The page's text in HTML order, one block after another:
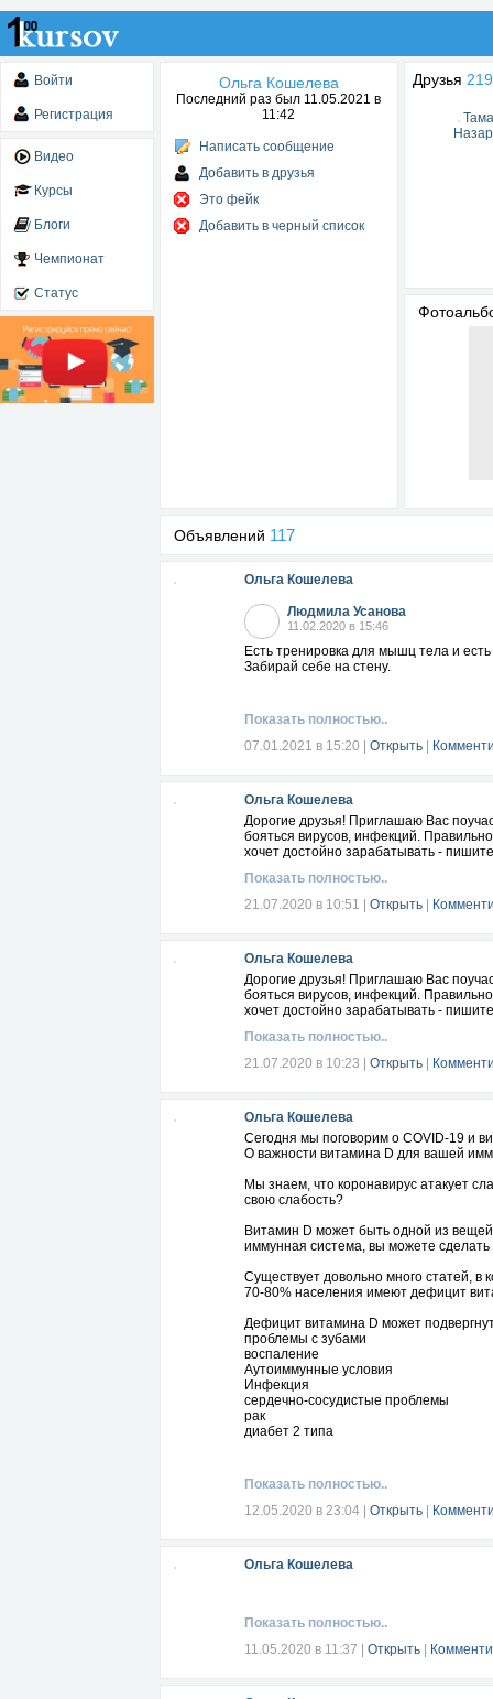
Войти
Регистрация
Видео
Курсы
Блоги
Чемпионат
Статус
Ольга Кошелева
Последний раз был 11.05.2021 в
11:42
Написать сообщение
Добавить в друзья
Это фейк
Добавить в черный список
Друзья
Объявлений 117
Ольга Кошелева
Людмила Усанова
11.02.2020 в 15:46
Есть тренировка для мышц тела и
Забирай себе на стену.
Показать полностью..
07.01.2021 в 15:20
Открыть
Ольга Кошелева
Дорогие друзья! Приглашаю Вас
бояться вирусов, инфекций.
хочет достойно зарабатывать -
Показать полностью..
21.07.2020 в 10:51
Открыть
Ольга Кошелева
Дорогие друзья! Приглашаю Вас
бояться вирусов, инфекций.
хочет достойно зарабатывать -
Показать полностью..
21.07.2020 в 10:23
Открыть
Ольга Кошелева
Сегодня мы поговорим о COVID-19 и
О важности витамина D для вашей
Мы знаем, что коронавирус атакует
свою слабость?
Витамин D может быть одной из
иммунная система, вы можете
Существует довольно много статей, в
70-80% населения имеют дефицит
Дефицит витамина D может
проблемы с зубами
воспаление
Аутоиммунные условия
Инфекция
сердечно-сосудистые проблемы
рак
диабет 2 типа
1. Витамин D имеет решающее
2. Дефицит витамина D может
5. Витамин D уменьшает
8. Витамин D может снизить риск
Кто подвержен риску дефицита
Показать полностью..
12.05.2020 в 23:04
Открыть
Ольга Кошелева
Показать полностью..
11.05.2020 в 11:37
Открыть